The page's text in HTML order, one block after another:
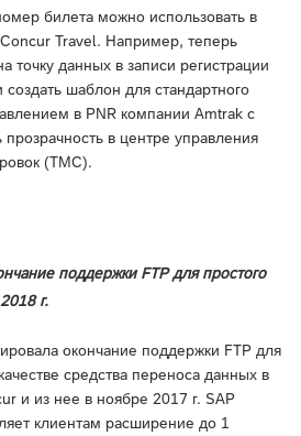
билета можно использовать в
Travel. Например, теперь
точку данных в записи регистрации
создать шаблон для стандартного
в PNR компании Amtrak с
в центре управления
(TMC).
поддержки FTP для простого
г.
окончание поддержки FTP для
средства переноса данных в
и из нее в ноябре 2017 г. SAP
клиентам расширение до 1